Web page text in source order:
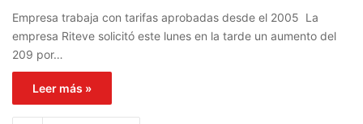
Empresa trabaja con tarifas aprobadas desde el 2005 La
empresa Riteve solicitó este lunes en la tarde un aumento del
209 por…
Leer más »